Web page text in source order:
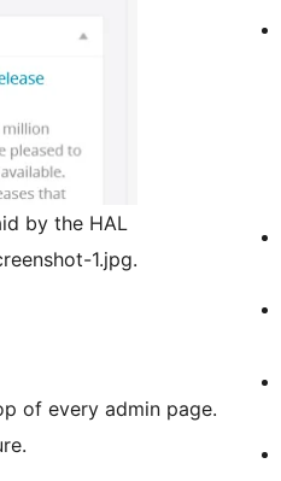
by the HAL
1.jpg.
of every admin page.